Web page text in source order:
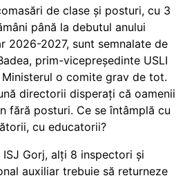
de clase și posturi, cu 3
până la debutul anului
2026-2027, sunt semnalate de
prim-vicepreședinte USLI
Ministerul o comite grav de tot.
directorii disperați că oamenii
fără posturi. Ce se întâmplă cu
cu educatorii?
ISJ Gorj, alți 8 inspectori și
auxiliar trebuie să returneze